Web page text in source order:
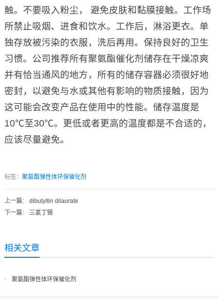
触。不要吸入粉尘， 避免皮肤和黏膜接触。工作场
所禁止吸烟、进食和饮水。工作后，淋浴更衣。单
独存放被污染的衣服，洗后再用。保持良好的卫生
习惯。公司推荐所有聚氨酯催化剂储存在干燥凉爽
并有恰当通风的地方，所有的储存容器必须很好地
密封，以避免与水或其他有影响的物质接触，因为
这可能会改变产品在使用中的性能。储存温度是
10℃至30℃。更低或者更高的温度都是不合适的，
应该尽量避免。
标签： 聚氨酯弹性体环保催化剂
上一篇： dibutyltin dilaurate
下一篇： 三氯丁锡
相关文章
聚氨酯弹性体环保催化剂